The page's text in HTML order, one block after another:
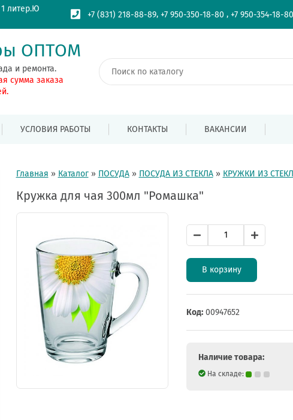
литер.Ю
+7 (831) 218-88-89,+7 950-350-18-80 ,+7 950-354-18-80
ОПТОМ
и ремонта.
сумма заказа
УСЛОВИЯ РАБОТЫ КОНТАКТЫ ВАКАНСИИ
Главная » Каталог» ПОСУДА» ПОСУДА ИЗ СТЕКЛА» КРУЖКИ ИЗ
Кружка для чая 300мл "Ромашка"
В корзину
Код:00947652
Наличие товара:
На складе: